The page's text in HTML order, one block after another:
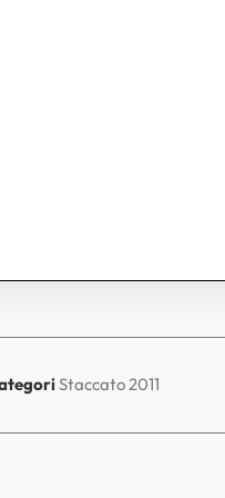
Staccato 2011